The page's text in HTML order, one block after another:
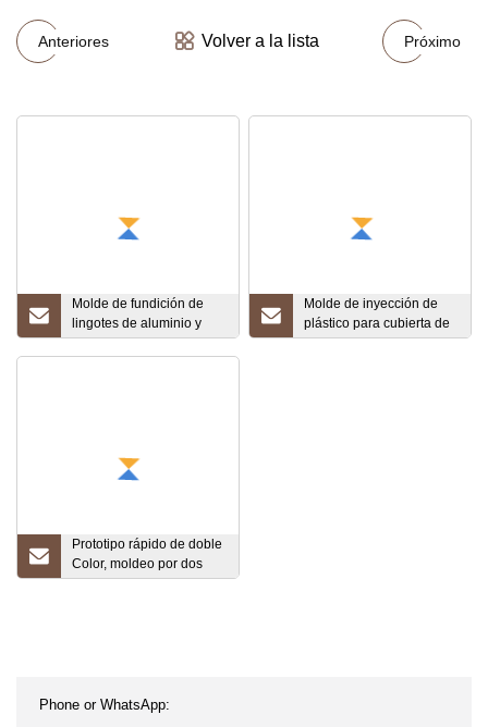
Anteriores Volver a la lista Próximo
Molde de fundición de
lingotes de aluminio y
zinc fundido de metal
Molde de inyección de
plástico para cubierta de
lavadora, molde
Prototipo rápido de doble
Color, moldeo por dos
disparos, revestimiento